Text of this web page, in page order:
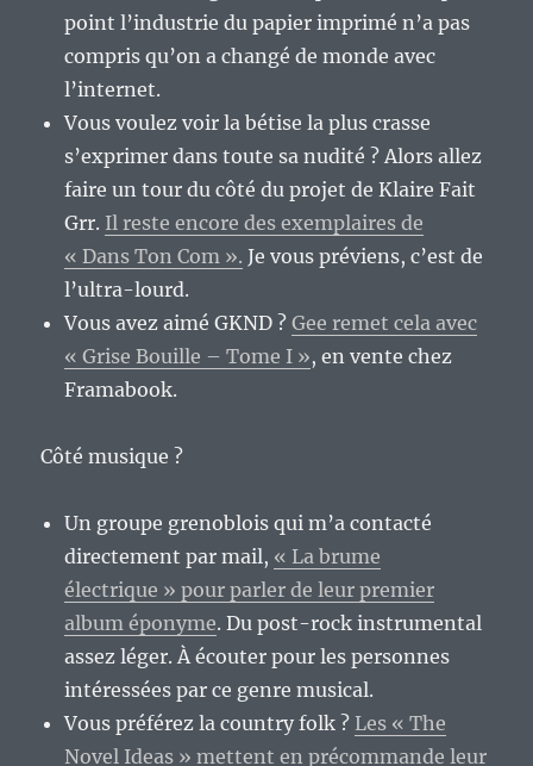
point l’industrie du papier imprimé n’a pas
compris qu’on a changé de monde avec
l’internet.
Vous voulez voir la bétise la plus crasse
s’exprimer dans toute sa nudité ? Alors allez
faire un tour du côté du projet de Klaire Fait
Grr. Il reste encore des exemplaires de
« Dans Ton Com ». Je vous préviens, c’est de
l’ultra-lourd.
Vous avez aimé GKND ?Gee remet cela avec
« Grise Bouille – Tome I », en vente chez
Framabook.
Côté musique ?
Un groupe grenoblois qui m’a contacté
directement par mail, « La brume
électrique » pour parler de leur premier
album éponyme. Du post-rock instrumental
assez léger. À écouter pour les personnes
intéressées par ce genre musical.
Vous préférez la country folk ? Les « The
Novel Ideas » mettent en précommande leur